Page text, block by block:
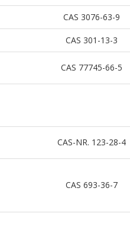
CAS 3076-63-9
CAS 301-13-3
CAS 77745-66-5
CAS-NR. 123-28-4
CAS 693-36-7